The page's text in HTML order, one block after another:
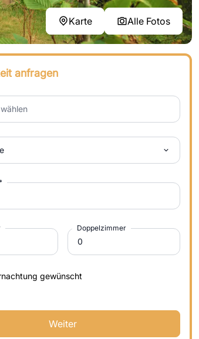
Karte Alle Fotos
anfragen
Doppelzimmer
gewünscht
Weiter